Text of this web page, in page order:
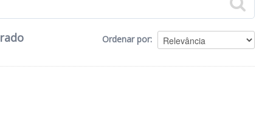
Ordenar por